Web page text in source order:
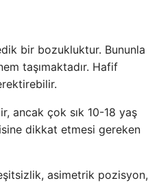
bir bozukluktur. Bununla
taşımaktadır. Hafif
ancak çok sık 10-18 yaş
dikkat etmesi gereken
asimetrik pozisyon,